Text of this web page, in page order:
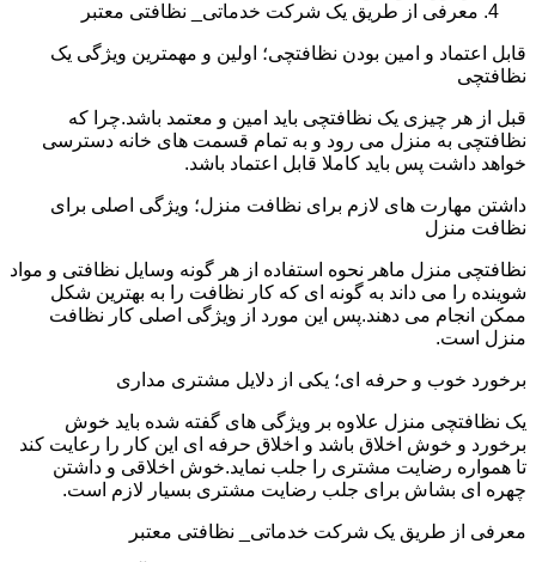
معرفی از طریق یک شرکت خدماتی_ نظافتی معتبر
قابل اعتماد و امین بودن نظافتچی؛ اولین و مهمترین ویژگی یک
نظافتچی
قبل از هر چیزی یک نظافتچی باید امین و معتمد باشد.چرا که
نظافتچی به منزل می رود و به تمام قسمت های خانه دسترسی
خواهد داشت پس باید کاملا قابل اعتماد باشد.
داشتن مهارت های لازم برای نظافت منزل؛ ویژگی اصلی برای
نظافت منزل
نظافتچی منزل ماهر نحوه استفاده از هر گونه وسایل نظافتی و مواد
شوینده را می داند به گونه ای که کار نظافت را به بهترین شکل
ممکن انجام می دهند.پس این مورد از ویژگی اصلی کار نظافت
منزل است.
برخورد خوب و حرفه ای؛ یکی از دلایل مشتری مداری
یک نظافتچی منزل علاوه بر ویژگی های گفته شده باید خوش
برخورد و خوش اخلاق باشد و اخلاق حرفه ای این کار را رعایت کند
تا همواره رضایت مشتری را جلب نماید.خوش اخلاقی و داشتن
چهره ای بشاش برای جلب رضایت مشتری بسیار لازم است.
معرفی از طریق یک شرکت خدماتی_ نظافتی معتبر